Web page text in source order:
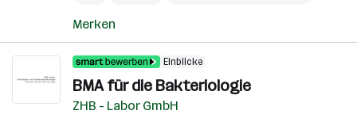
Merken
Einblicke
BMA für die Bakteriologie
ZHB - Labor GmbH